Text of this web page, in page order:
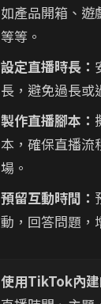
如產品開箱、遊
等等。
設定直播時長：
長，避免過長或
製作直播腳本：
本，確保直播流
場。
預留互動時間：
動，回答問題，
使用TikTok內建